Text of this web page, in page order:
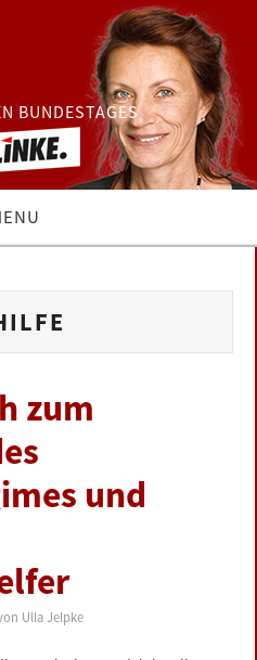
BUNDESTAGES
zum
und
Ulla Jelpke